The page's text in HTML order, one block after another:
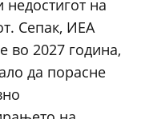
недостигот на
Сепак, ИЕА
во 2027 година,
да порасне